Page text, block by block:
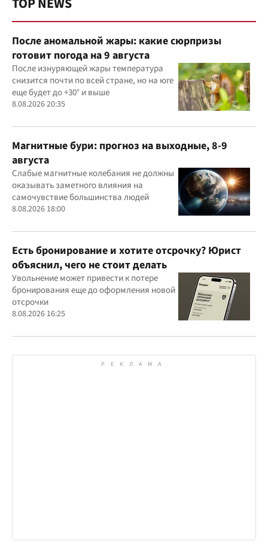
После аномальной жары: какие сюрпризы
готовит погода на 9 августа
После изнуряющей жары температура
снизится почти по всей стране, но на юге
еще будет до +30° и выше
8.08.2026 20:35
Магнитные бури: прогноз на выходные, 8-9
августа
Слабые магнитные колебания не должны
оказывать заметного влияния на
самочувствие большинства людей
8.08.2026 18:00
Есть бронирование и хотите отсрочку? Юрист
объяснил, чего не стоит делать
Увольнение может привести к потере
бронирования еще до оформления новой
отсрочки
8.08.2026 16:25